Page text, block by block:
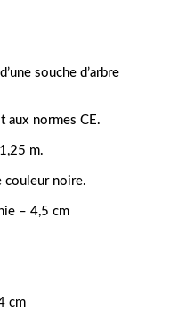
souche d’arbre
aux normes CE.
m.
couleur noire.
– 4,5 cm
cm